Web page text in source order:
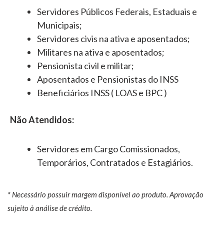
Servidores Públicos Federais, Estaduais e
Municipais;
Servidores civis na ativa e aposentados;
Militares na ativa e aposentados;
Pensionista civil e militar;
Aposentados e Pensionistas do INSS
Beneficiários INSS ( LOAS e BPC )
Não Atendidos:
Servidores em Cargo Comissionados,
Temporários, Contratados e Estagiários.
* Necessário possuir margem disponível ao produto. Aprovação
sujeito à análise de crédito.